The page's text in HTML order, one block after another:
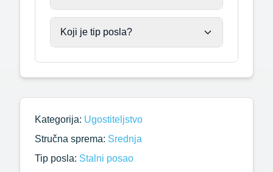
Koji je tip posla?
Kategorija: Ugostiteljstvo
Stručna sprema: Srednja
Tip posla: Stalni posao